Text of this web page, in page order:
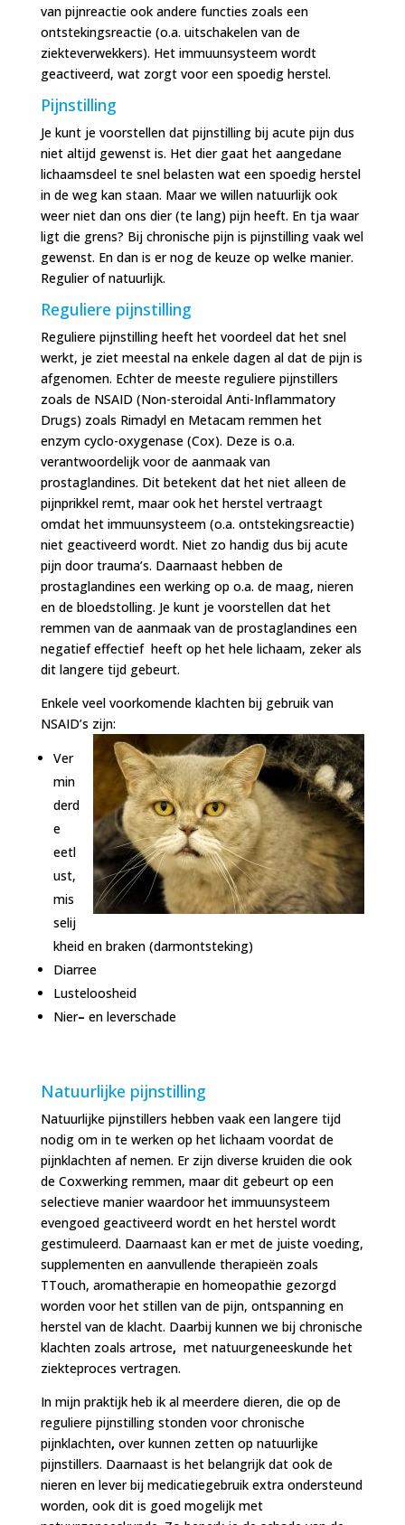
van pijnreactie ook andere functies zoals een
ontstekingsreactie (o.a. uitschakelen van de
ziekteverwekkers). Het immuunsysteem wordt
geactiveerd, wat zorgt voor een spoedig herstel.
Pijnstilling
Je kunt je voorstellen dat pijnstilling bij acute pijn dus
niet altijd gewenst is. Het dier gaat het aangedane
lichaamsdeel te snel belasten wat een spoedig herstel
in de weg kan staan. Maar we willen natuurlijk ook
weer niet dan ons dier (te lang) pijn heeft. En tja waar
ligt die grens? Bij chronische pijn is pijnstilling vaak wel
gewenst. En dan is er nog de keuze op welke manier.
Regulier of natuurlijk.
Reguliere pijnstilling
Reguliere pijnstilling heeft het voordeel dat het snel
werkt, je ziet meestal na enkele dagen al dat de pijn is
afgenomen. Echter de meeste reguliere pijnstillers
zoals de NSAID (Non-steroidal Anti-Inflammatory
Drugs) zoals Rimadyl en Metacam remmen het
enzym cyclo-oxygenase (Cox). Deze is o.a.
verantwoordelijk voor de aanmaak van
prostaglandines. Dit betekent dat het niet alleen de
pijnprikkel remt, maar ook het herstel vertraagt
omdat het immuunsysteem (o.a. ontstekingsreactie)
niet geactiveerd wordt. Niet zo handig dus bij acute
pijn door trauma’s. Daarnaast hebben de
prostaglandines een werking op o.a. de maag, nieren
en de bloedstolling. Je kunt je voorstellen dat het
remmen van de aanmaak van de prostaglandines een
negatief effectief heeft op het hele lichaam, zeker als
dit langere tijd gebeurt.
Enkele veel voorkomende klachten bij gebruik van
NSAID’s zijn:
Ver
min
derd
e
eetl
ust,
mis
selij
kheid en braken (darmontsteking)
Diarree
Lusteloosheid
Nier– en leverschade
Natuurlijke pijnstilling
Natuurlijke pijnstillers hebben vaak een langere tijd
nodig om in te werken op het lichaam voordat de
pijnklachten af nemen. Er zijn diverse kruiden die ook
de Coxwerking remmen, maar dit gebeurt op een
selectieve manier waardoor het immuunsysteem
evengoed geactiveerd wordt en het herstel wordt
gestimuleerd. Daarnaast kan er met de juiste voeding,
supplementen en aanvullende therapieën zoals
TTouch, aromatherapie en homeopathie gezorgd
worden voor het stillen van de pijn, ontspanning en
herstel van de klacht. Daarbij kunnen we bij chronische
klachten zoals artrose, met natuurgeneeskunde het
ziekteproces vertragen.
In mijn praktijk heb ik al meerdere dieren, die op de
reguliere pijnstilling stonden voor chronische
pijnklachten, over kunnen zetten op natuurlijke
pijnstillers. Daarnaast is het belangrijk dat ook de
nieren en lever bij medicatiegebruik extra ondersteund
worden, ook dit is goed mogelijk met